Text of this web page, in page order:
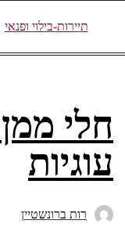
תיירות-בילוי ופנאי
חלי
עוגיות
רות ברונשטיין